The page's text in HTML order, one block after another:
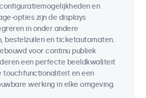
en
opties zijn de displays
in onder andere
bestelzuilen en ticketautomaten.
voor continu publiek
een perfecte beeldkwaliteit
touchfunctionaliteit en een
werking in elke omgeving.